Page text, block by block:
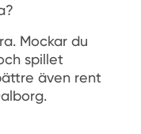
Mockar du
spillet
även rent